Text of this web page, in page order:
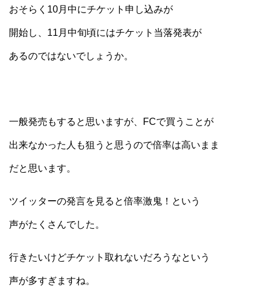
おそらく10月中にチケット申し込みが
開始し、11月中旬頃にはチケット当落発表が
あるのではないでしょうか。
一般発売もすると思いますが、FCで買うことが
出来なかった人も狙うと思うので倍率は高いまま
だと思います。
ツイッターの発言を見ると倍率激鬼！という
声がたくさんでした。
行きたいけどチケット取れないだろうなという
声が多すぎますね。